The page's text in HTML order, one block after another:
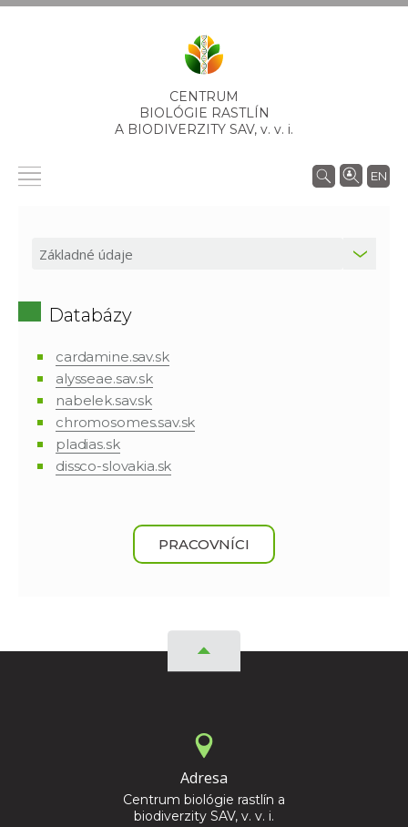
CENTRUM
BIOLÓGIE RASTLÍN
A BIODIVERZITY SAV, v. v. i.
EN
Databázy
cardamine.sav.sk
alysseae.sav.sk
nabelek.sav.sk
chromosomes.sav.sk
pladias.sk
dissco-slovakia.sk
PRACOVNÍCI
Adresa
Centrum biológie rastlín a
biodiverzity SAV, v. v. i.